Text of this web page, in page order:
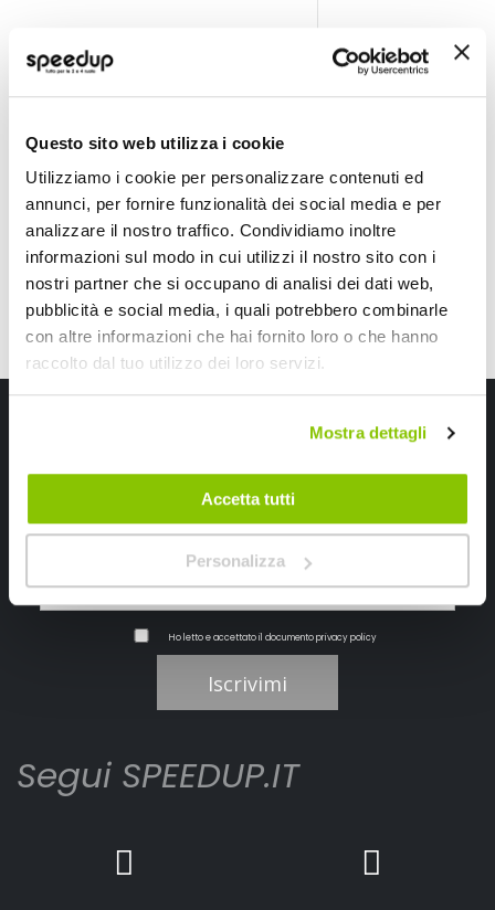
Questo sito web utilizza i cookie
Utilizziamo i cookie per personalizzare contenuti ed
annunci, per fornire funzionalità dei social media e per
analizzare il nostro traffico. Condividiamo inoltre
informazioni sul modo in cui utilizzi il nostro sito con i
nostri partner che si occupano di analisi dei dati web,
pubblicità e social media, i quali potrebbero combinarle
con altre informazioni che hai fornito loro o che hanno
raccolto dal tuo utilizzo dei loro servizi.
Mostra dettagli
Accetta tutti
Personalizza
Adattatore AUX-IN AUX -IN - RCA Bmw - PHONOCAR
PHONOCAR
16,80 €
Adattatore AUX-IN
PHONOCAR
Iscriviti alla newsletter Speedup
Ho letto e accettato il documentoprivacy policy
Iscrivimi
Segui SPEEDUP.IT